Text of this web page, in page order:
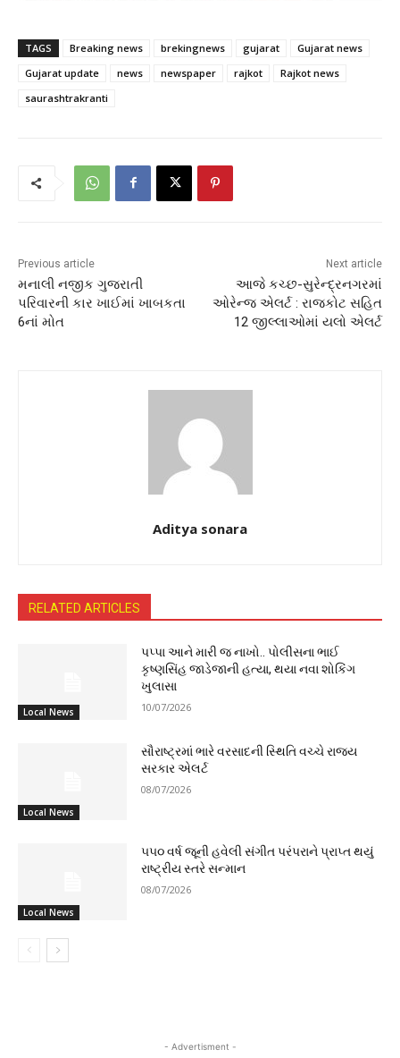
TAGS Breaking news brekingnews gujarat
Gujarat news
Gujarat update
news newspaper rajkot
Rajkot news
saurashtrakranti
Previous article
મનાલી નજીક ગુજરાતી
પરિવારની કાર ખાઈમાં ખાબકતા
6નાં મોત
Next article
આજે કચ્છ-સુરેન્દ્રનગરમાં
ઓરેન્જ એલર્ટ : રાજકોટ સહિત
12 જીલ્લાઓમાં યલો એલર્ટ
Aditya sonara
RELATED ARTICLES
Local News
પપ્પા આને મારી જ નાખો.. પોલીસના ભાઈ
કૃષ્ણસિંહ જાડેજાની હત્યા, થયા નવા શોકિંગ
ખુલાસા
10/07/2026
Local News
સૌરાષ્ટ્રમાં ભારે વરસાદની સ્થિતિ વચ્ચે રાજ્ય
સરકાર એલર્ટ
08/07/2026
Local News
૫૫૦ વર્ષ જૂની હવેલી સંગીત પરંપરાને પ્રાપ્ત થયું
રાષ્ટ્રીય સ્તરે સન્માન
08/07/2026
- Advertisment -